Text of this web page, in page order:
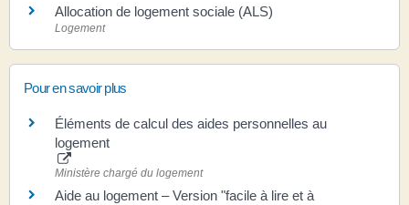
Allocation de logement sociale (ALS)
Logement
Pour en savoir plus
Éléments de calcul des aides personnelles au
logement
Ministère chargé du logement
Aide au logement – Version "facile à lire et à